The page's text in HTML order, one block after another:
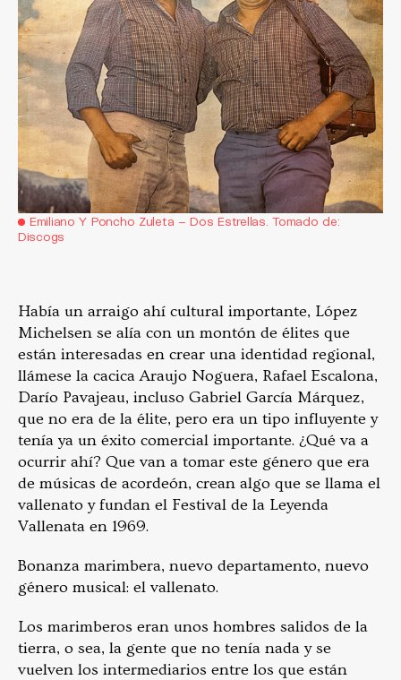
Emiliano Y Poncho Zuleta – Dos Estrellas. Tomado de:
Discogs
Había un arraigo ahí cultural importante, López
Michelsen se alía con un montón de élites que
están interesadas en crear una identidad regional,
llámese la cacica Araujo Noguera, Rafael Escalona,
Darío Pavajeau, incluso Gabriel García Márquez,
que no era de la élite, pero era un tipo influyente y
tenía ya un éxito comercial importante. ¿Qué va a
ocurrir ahí? Que van a tomar este género que era
de músicas de acordeón, crean algo que se llama el
vallenato y fundan el Festival de la Leyenda
Vallenata en 1969.
Bonanza marimbera, nuevo departamento, nuevo
género musical: el vallenato.
Los marimberos eran unos hombres salidos de la
tierra, o sea, la gente que no tenía nada y se
vuelven los intermediarios entre los que están